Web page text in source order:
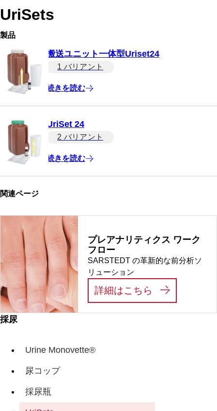
UriSets
採尿
Urine Monovette®
尿コップ
採尿瓶
製品
搬送ユニット一体型Uriset24
1 バリアント
続きを読む
UriSet 24
2 バリアント
続きを読む
関連ページ
プレアナリティクス ワーク
フロー
SARSTEDT の革新的な前分析ソ
リューション
詳細はこちら プレアナリ